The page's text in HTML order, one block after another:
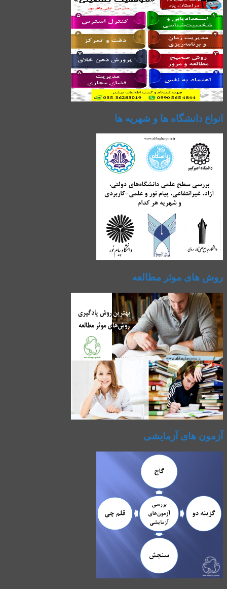
انواع دانشگاه ها و شهریه ها
روش های موثر مطالعه
آزمون های آزمایشی